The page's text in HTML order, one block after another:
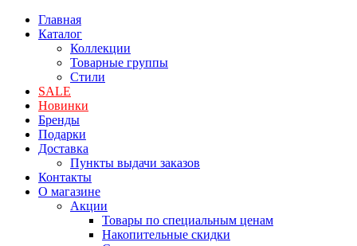
Главная
Каталог
Коллекции
Товарные группы
Стили
SALE
Новинки
Бренды
Подарки
Доставка
Пункты выдачи заказов
Контакты
О магазине
Акции
Товары по специальным ценам
Накопительные скидки